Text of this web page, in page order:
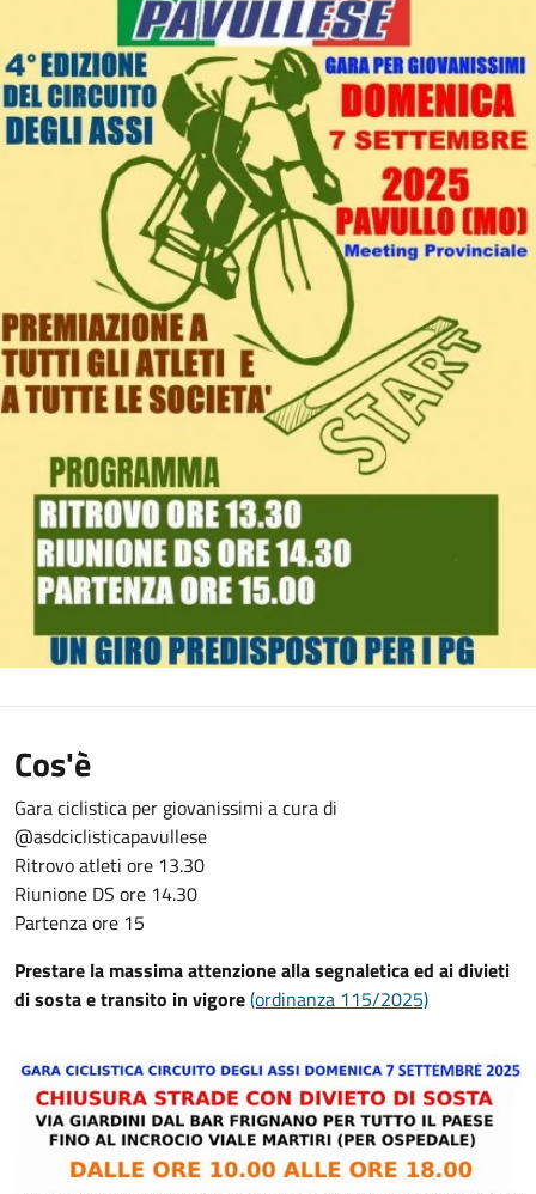
Cos'è
Gara ciclistica per giovanissimi a cura di
@asdciclisticapavullese
Ritrovo atleti ore 13.30
Riunione DS ore 14.30
Partenza ore 15
Prestare la massima attenzione alla segnaletica ed ai divieti
di sosta e transito in vigore(ordinanza 115/2025)